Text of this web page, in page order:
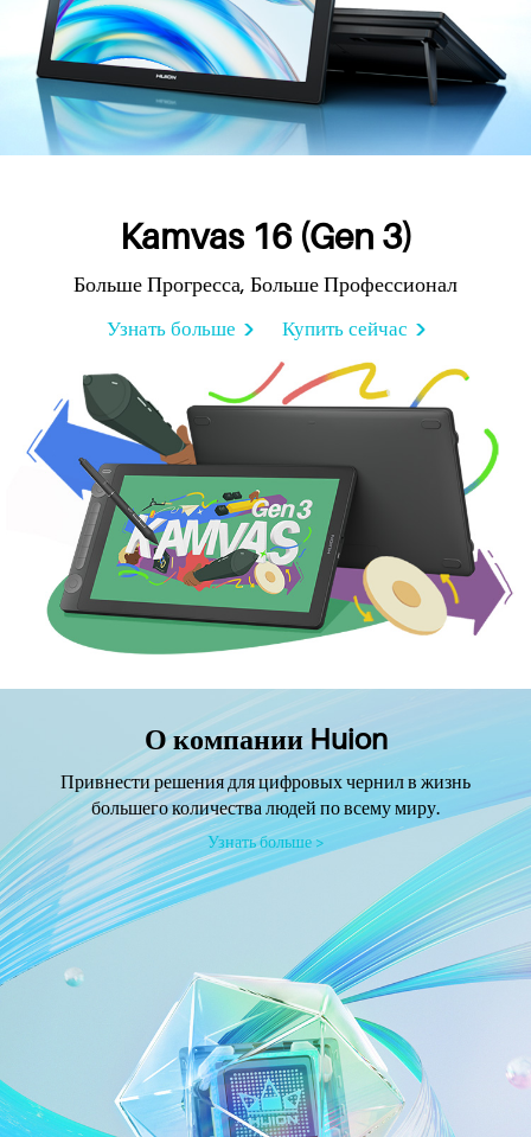
Kamvas 16 (Gen 3)
Больше Прогресса, Больше Профессионал
Узнать больше Купить сейчас
О компании Huion
Привнести решения для цифровых чернил в жизнь
большего количества людей по всему миру.
Узнать больше >